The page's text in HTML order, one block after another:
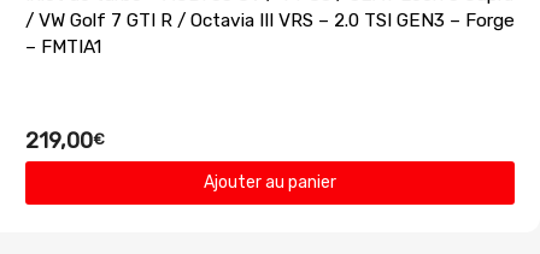
/ VW Golf 7 GTI R / Octavia III VRS – 2.0 TSI GEN3 – Forge
– FMTIA1
219,00€
Ajouter au panier